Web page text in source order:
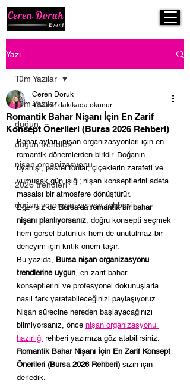
Yazı
Tüm Yazılar
düğün
düğün trendleri
nişan organizasyonu
2026 trendleri
düğün ve organizasyon rehberi
Tüm Yazılar
Romantik Bahar Nişanı İçin En Zarif
Konsept Önerileri (Bursa 2026 Rehberi)
Ceren Doruk
4 Mar 2 dakikada okunur
Bahar ayları, nişan organizasyonları için en
romantik dönemlerden biridir. Doğanın
uyanışı, pastel tonlar, çiçeklerin zarafeti ve
yumuşak gün ışığı; nişan konseptlerini adeta
masalsı bir atmosfere dönüştürür.
Eğer siz de Bursa’da romantik bir bahar
nişanı planlıyorsanız, doğru konsepti seçmek
hem görsel bütünlük hem de unutulmaz bir
deneyim için kritik önem taşır.
Bu yazıda, Bursa nişan organizasyonu
trendlerine uygun, en zarif bahar
konseptlerini ve profesyonel dokunuşlarla
nasıl fark yaratabileceğinizi paylaşıyoruz.
Nişan sürecine nereden başlayacağınızı
bilmiyorsanız, önce nişan organizasyonu
hazırlığı rehberi yazımıza göz atabilirsiniz.
Romantik Bahar Nişanı İçin En Zarif Konsept
Önerileri (Bursa 2026 Rehberi) sizin için
derledik.